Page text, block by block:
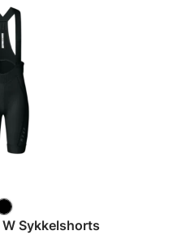
Sykkelshorts